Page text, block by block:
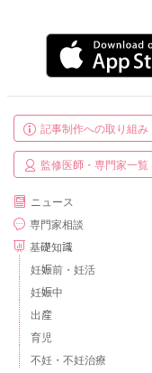
記事制作への取り組み
監修医師・専門家一覧
ニュース
専門家相談
基礎知識
妊娠前・妊活
妊娠中
出産
育児
不妊・不妊治療